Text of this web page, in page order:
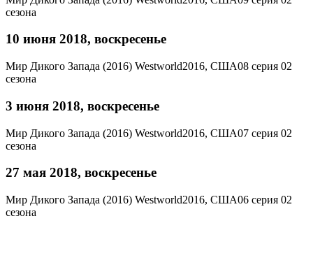
сезона
10 июня 2018, воскресенье
Мир Дикого Запада (2016) Westworld2016, США08 серия 02
сезона
3 июня 2018, воскресенье
Мир Дикого Запада (2016) Westworld2016, США07 серия 02
сезона
27 мая 2018, воскресенье
Мир Дикого Запада (2016) Westworld2016, США06 серия 02
сезона